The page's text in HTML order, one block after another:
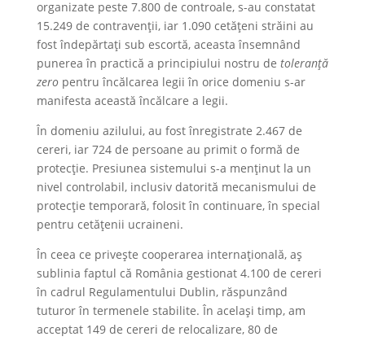
organizate peste 7.800 de controale, s-au constatat
15.249 de contravenții, iar 1.090 cetățeni străini au
fost îndepărtați sub escortă, aceasta însemnând
punerea în practică a principiului nostru de toleranță
zeropentru încălcarea legii în orice domeniu s-ar
manifesta această încălcare a legii.
În domeniu azilului, au fost înregistrate 2.467 de
cereri, iar 724 de persoane au primit o formă de
protecție. Presiunea sistemului s-a menținut la un
nivel controlabil, inclusiv datorită mecanismului de
protecție temporară, folosit în continuare, în special
pentru cetățenii ucraineni.
În ceea ce privește cooperarea internațională, aș
sublinia faptul că România gestionat 4.100 de cereri
în cadrul Regulamentului Dublin, răspunzând
tuturor în termenele stabilite. În același timp, am
acceptat 149 de cereri de relocalizare, 80 de